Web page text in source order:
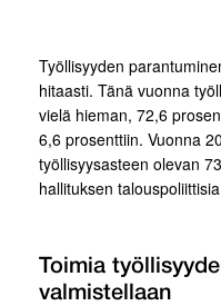
Työllisyyden
hitaasti. Tänä vuonna
vielä hieman, 72,6
6,6 prosenttiin. Vuonna
työllisyysasteen olevan
hallituksen
Toimia
valmistellaan